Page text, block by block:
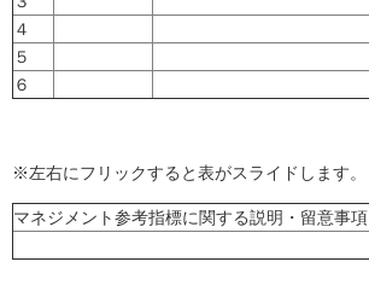
４
５
６
※左右にフリックすると表がスライドします。
マネジメント参考指標に関する説明・留意事項